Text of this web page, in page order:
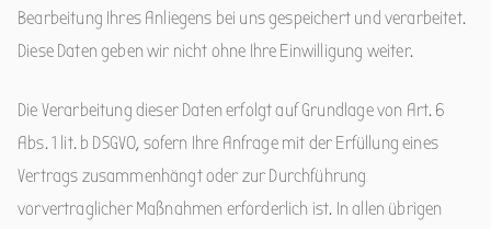
Bearbeitung Ihres Anliegens bei uns gespeichert und verarbeitet.
Diese Daten geben wir nicht ohne Ihre Einwilligung weiter.
Die Verarbeitung dieser Daten erfolgt auf Grundlage von Art. 6
Abs. 1 lit. b DSGVO, sofern Ihre Anfrage mit der Erfüllung eines
Vertrags zusammenhängt oder zur Durchführung
vorvertraglicher Maßnahmen erforderlich ist. In allen übrigen